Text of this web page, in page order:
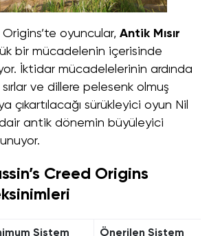
Origins’te oyuncular, Antik Mısır
bir mücadelenin içerisinde
İktidar mücadelelerinin ardında
ve dillere pelesenk olmuş
çıkartılacağı sürükleyici oyun Nil
antik dönemin büyüleyici
Creed Origins
Sistem Önerilen Sistem